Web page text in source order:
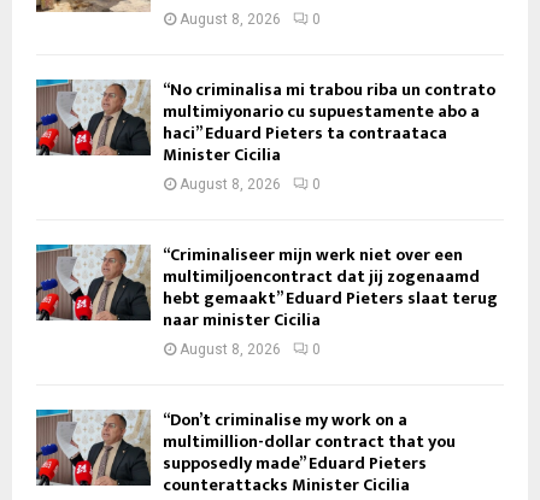
August 8, 2026 0
“No criminalisa mi trabou riba un contrato
multimiyonario cu supuestamente abo a
haci” Eduard Pieters ta contraataca
Minister Cicilia
August 8, 2026 0
“Criminaliseer mijn werk niet over een
multimiljoencontract dat jij zogenaamd
hebt gemaakt” Eduard Pieters slaat terug
naar minister Cicilia
August 8, 2026 0
“Don’t criminalise my work on a
multimillion-dollar contract that you
supposedly made” Eduard Pieters
counterattacks Minister Cicilia